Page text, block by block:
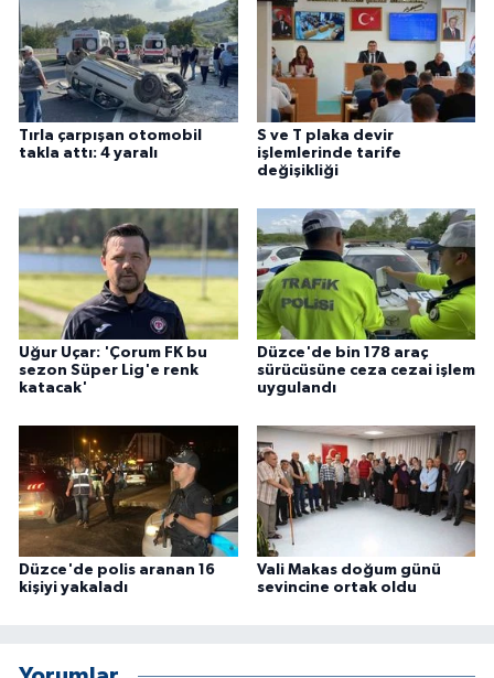
Tırla çarpışan otomobil
takla attı: 4 yaralı
S ve T plaka devir
işlemlerinde tarife
değişikliği
Uğur Uçar: 'Çorum FK bu
sezon Süper Lig'e renk
katacak'
Düzce'de bin 178 araç
sürücüsüne ceza cezai işlem
uygulandı
Düzce'de polis aranan 16
kişiyi yakaladı
Vali Makas doğum günü
sevincine ortak oldu